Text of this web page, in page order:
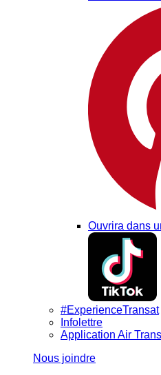
Ouvrira dans
#ExperienceTransat
Infolettre
Application Air
Nous joindre